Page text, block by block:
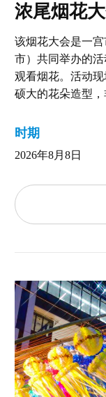
浓尾烟花
该烟花大会是一
市）共同举办的
观看烟花。活动
硕大的花朵造型
时期
2026年8月8日